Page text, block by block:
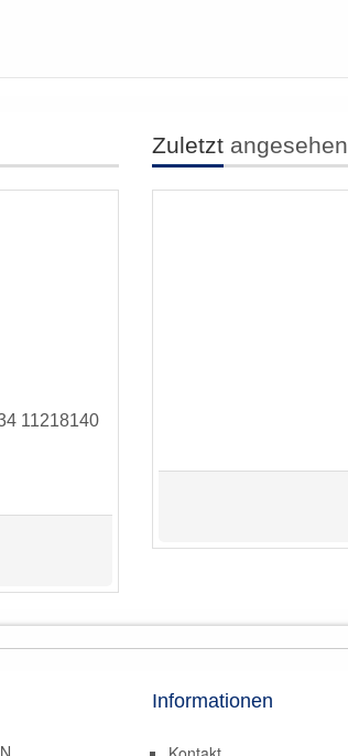
11218140
Zuletzt angesehen
Informationen